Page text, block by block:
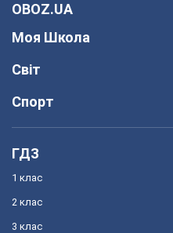
OBOZ.UA
Моя Школа
Світ
Спорт
ГДЗ
1 клас
2 клас
3 клас